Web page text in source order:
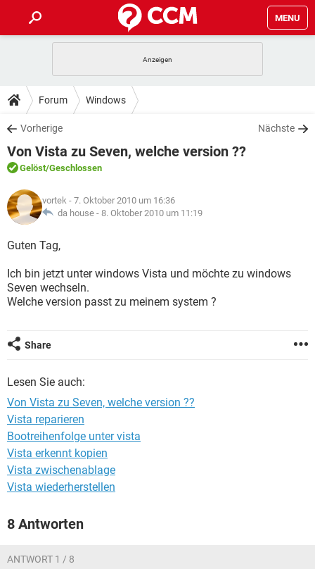
MENU
ANDROID
WINDOWS 10
WHATSAPP TIKTOK
FACEBOOK
TIPPS & TRICKS
SPIELE
WINDOWS 10
WHATSAPP
FACEBOOK HARDWARE
DOWNLOADS
SPIELE STREAMING
ANDROID
WINDOWS 10 INSTAGRAM
WHATSAPP
FACEBOOK
FORUM
SPIELE
ANDROID IOS
FACEBOOK
LEXIKON
SPIELE
ANDROID
WINDOWS 10 INSTAGRAM
WHATSAPP TIKTOK
Forum Windows
Vorherige Nächste
Von Vista zu Seven, welche version ??
Gelöst/Geschlossen
vortek - 7. Oktober 2010 um 16:36
da house - 8. Oktober 2010 um 11:19
Guten Tag,
Ich bin jetzt unter windows Vista und möchte zu windows
Seven wechseln.
Welche version passt zu meinem system ?
Share
Lesen Sie auch:
Von Vista zu Seven, welche version ??
Vista reparieren
Bootreihenfolge unter vista
Vista erkennt kopien
Vista zwischenablage
Vista wiederherstellen
8 Antworten
ANTWORT 1 / 8